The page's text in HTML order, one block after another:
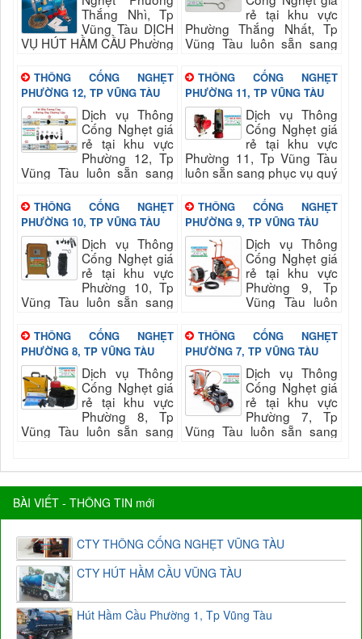
Thắng Nhì, Tp
Vũng Tàu DỊCH
VỤ HÚT HẦM CẦU Phường
chất thải dầu mỡ, chất thải
công nghiệpHút bể phốt,
hố...
rẻ tại khu vực
Phường Thắng Nhất, Tp
Vũng Tàu luôn sẵn sang
và đảm bảo uy tín, chất
lượng hài...
THÔNG CỐNG NGHẸT
PHƯỜNG 12, TP VŨNG TÀU
Dịch vụ Thông
Cống Nghẹt giá
rẻ tại khu vực
Phường 12, Tp
Vũng Tàu luôn sẵn sang
và đảm bảo uy tín, chất
lượng hài long quý...
THÔNG CỐNG NGHẸT
PHƯỜNG 11, TP VŨNG TÀU
Dịch vụ Thông
Cống Nghẹt giá
rẻ tại khu vực
Phường 11, Tp Vũng Tàu
luôn sẵn sang phục vụ quý
uy tín, chất lượng hài long
quý...
THÔNG CỐNG NGHẸT
PHƯỜNG 10, TP VŨNG TÀU
Dịch vụ Thông
Cống Nghẹt giá
rẻ tại khu vực
Phường 10, Tp
Vũng Tàu luôn sẵn sang
và đảm bảo uy tín, chất
lượng hài long quý...
THÔNG CỐNG NGHẸT
PHƯỜNG 9, TP VŨNG TÀU
Dịch vụ Thông
Cống Nghẹt giá
rẻ tại khu vực
Phường 9, Tp
Vũng Tàu luôn
khách nhanh và đảm bảo
uy tín, chất lượng hài long
quý...
THÔNG CỐNG NGHẸT
PHƯỜNG 8, TP VŨNG TÀU
Dịch vụ Thông
Cống Nghẹt giá
rẻ tại khu vực
Phường 8, Tp
Vũng Tàu luôn sẵn sang
lượng hài long quý...
THÔNG CỐNG NGHẸT
PHƯỜNG 7, TP VŨNG TÀU
Dịch vụ Thông
Cống Nghẹt giá
rẻ tại khu vực
Phường 7, Tp
Vũng Tàu luôn sẵn sang
lượng hài long quý...
BÀI VIẾT - THÔNG TIN mới
CTY THÔNG CỐNG NGHẸT VŨNG TÀU
CTY HÚT HẦM CẦU VŨNG TÀU
Hút Hầm Cầu Phường 1, Tp Vũng Tàu